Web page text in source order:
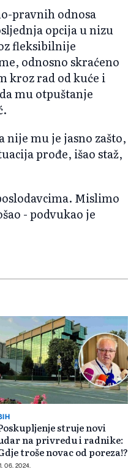
pravnih odnosa
opcija u nizu
fleksibilnije
odnosno skraćeno
kroz rad od kuće i
mu otpuštanje
nije mu je jasno zašto,
prođe, išao staž,
Mislimo
- podvukao je
struje novi
na privredu i radnike:
troše novac od poreza!?
06. 2024.